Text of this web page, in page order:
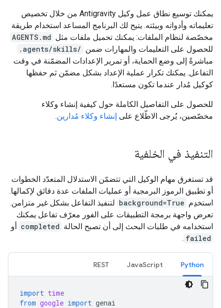
يمكنك توسيع نطاق عمل وكيل Antigravity من خلال تخصيص
تعليماته وأدواته وبيئته. يتيح لك البرنامج المساعد استخدام طريقة
مخصّصة لنظام الملفات: يمكنك تحميل ملفات مثل AGENTS.md
للحصول على التعليمات والمهارات ضمن .agents/skills/
مباشرةً إلى وضع الحماية، أو تمرير الإعدادات المضمّنة في وقت
التفاعل. يمكنك تكرار عملية الإعداد بشكل مضمّن ثم حفظها
كوكيل مُدار عندما تكون مستعدًا.
للحصول على التفاصيل الكاملة حول كيفية إنشاء وكلاء
مخصّصين، يُرجى الاطّلاع على إنشاء وكلاء مُدارين.
التنفيذ في الخلفية
قد تستغرق مهام الوكيل التي تتضمّن الاستدلال المتعدّد الخطوات
أو تطبيق الرموز البرمجية أو عمليات الملفات عدة دقائق لإكمالها.
استخدِم background=True لتنفيذ التفاعل بشكل غير متزامن.
تعرض واجهة برمجة التطبيقات على الفور معرّف تفاعل يمكنك
استخدامه في طلبات البحث إلى أن تصبح الحالة completed أو
failed
.
Python
JavaScript
REST
import time
from google import genai